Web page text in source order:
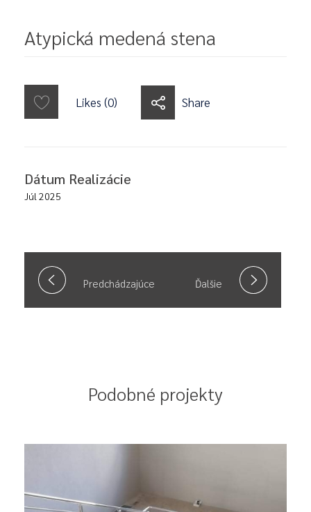
Atypická medená stena
Likes (0) Share
Dátum Realizácie
Júl 2025
Predchádzajúce Ďalšie
Podobné projekty